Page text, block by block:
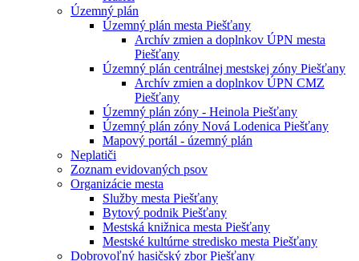
Územný plán
Územný plán mesta Piešťany
Archív zmien a doplnkov ÚPN mesta
Piešťany
Územný plán centrálnej mestskej zóny Piešťany
Archív zmien a doplnkov ÚPN CMZ
Piešťany
Územný plán zóny - Heinola Piešťany
Územný plán zóny Nová Lodenica Piešťany
Mapový portál - územný plán
Neplatiči
Zoznam evidovaných psov
Organizácie mesta
Služby mesta Piešťany
Bytový podnik Piešťany
Mestská knižnica mesta Piešťany
Mestské kultúrne stredisko mesta Piešťany
Dobrovoľný hasičský zbor Piešťany